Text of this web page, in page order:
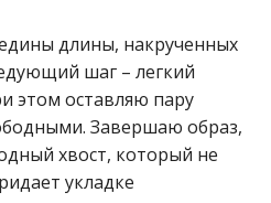
длины, накрученных
шаг – легкий
этом оставляю пару
Завершаю образ,
хвост, который не
укладке